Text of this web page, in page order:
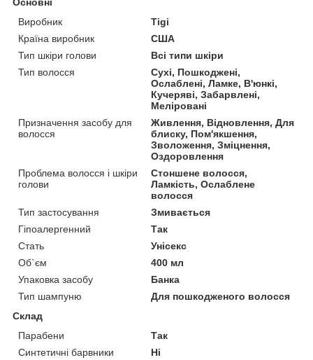
Виробник
Tigi
Країна виробник
США
Тип шкіри голови
Всі типи шкіри
Тип волосся
Сухі, Пошкоджені,
Ослаблені, Ламке, В'юнкі,
Кучеряві, Забарвлені,
Меліровані
Призначення засобу для
волосся
Живлення, Відновлення, Для
блиску, Пом'якшення,
Зволоження, Зміцнення,
Оздоровлення
Проблема волосся і шкіри
голови
Стоншене волосся,
Ламкість, Ослаблене
волосся
Тип застосування
Змивається
Гіпоалергенний
Так
Стать
Унісекс
Об`єм
400 мл
Упаковка засобу
Банка
Тип шампуню
Для пошкодженого волосся
Склад
Парабени
Так
Синтетичні барвники
Ні